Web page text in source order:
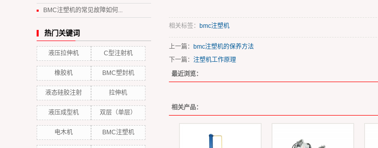
BMC注塑机的常见故障如何...
热门关键词
液压拉伸机 C型注射机
橡胶机 BMC塑封机
液态硅胶注射 拉伸机
液压成型机 双层（单层）
电木机 BMC注塑机
相关标签： bmc注塑机
上一篇： bmc注塑机的保养方法
下一篇： 注塑机工作原理
最近浏览：
相关产品：